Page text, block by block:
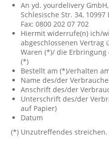
An yd. yourdelivery
Schlesische Str. 34, 10997
Fax: 0800 202 07 702
Hiermit widerrufe(n) ich/
abgeschlossenen
Waren (*)/ die
(*)
Bestellt am (*)/erhalten
Name des/der
Anschrift des/der
Unterschrift des/der
auf Papier)
Datum
(*) Unzutreffendes streichen.